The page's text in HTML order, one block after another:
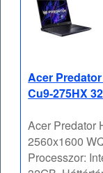
Acer
Cu9-275HX
Acer Predator
2560x1600
Processzor: